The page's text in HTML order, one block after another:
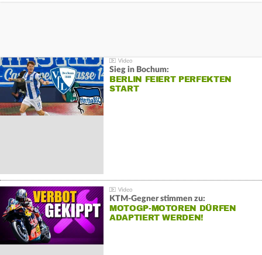
Sieg in Bochum:
BERLIN FEIERT PERFEKTEN
START
KTM-Gegner stimmen zu:
MOTOGP-MOTOREN DÜRFEN
ADAPTIERT WERDEN!